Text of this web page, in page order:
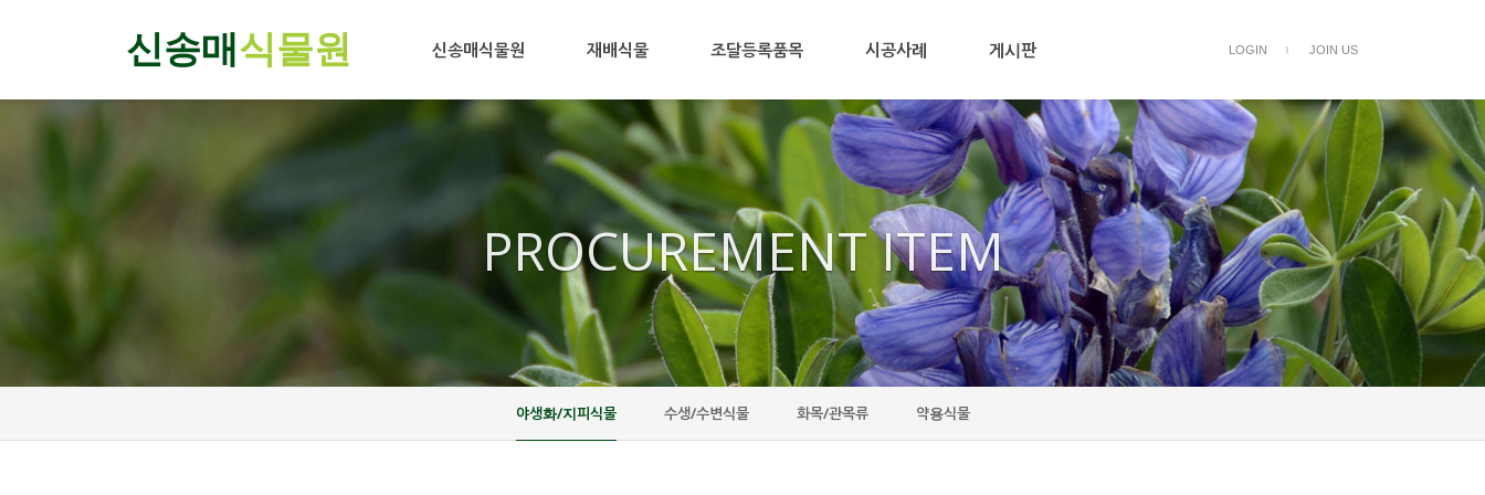
신송매 식물원 신송매식물원 재배식물 조달등록품목 시공사례 게시판 LOGIN JOIN US
PROCUREMENT ITEM
야생화/지피식물 수생/수변식물 화목/관목류 약용식물